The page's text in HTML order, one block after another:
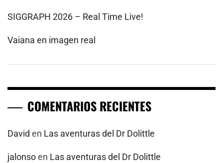
SIGGRAPH 2026 – Real Time Live!
Vaiana en imagen real
COMENTARIOS RECIENTES
David en Las aventuras del Dr Dolittle
jalonsoen Las aventuras del Dr Dolittle